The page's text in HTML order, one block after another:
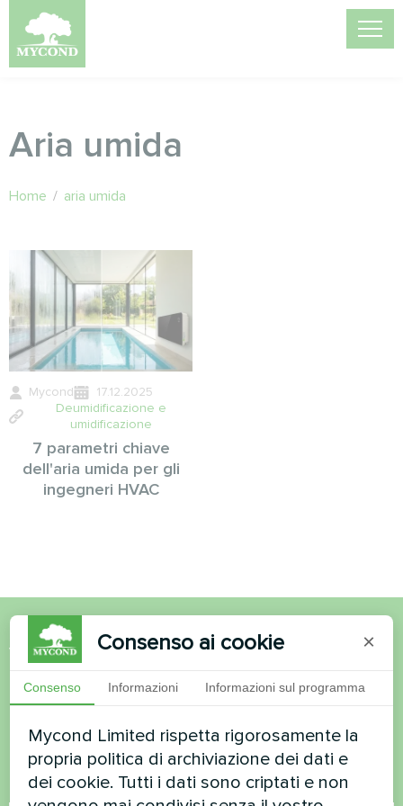
Aria umida
Home / aria umida
Mycond
17.12.2025
Deumidificazione e
umidificazione
7 parametri chiave
dell'aria umida per gli
ingegneri HVAC
Volete acquistare o avete
domande?
Contattateci e vi aiuteremo
Nome
Consenso ai cookie ×
Consenso Informazioni Informazioni sul programma
Mycond Limited rispetta rigorosamente la
propria politica di archiviazione dei dati e
dei cookie. Tutti i dati sono criptati e non